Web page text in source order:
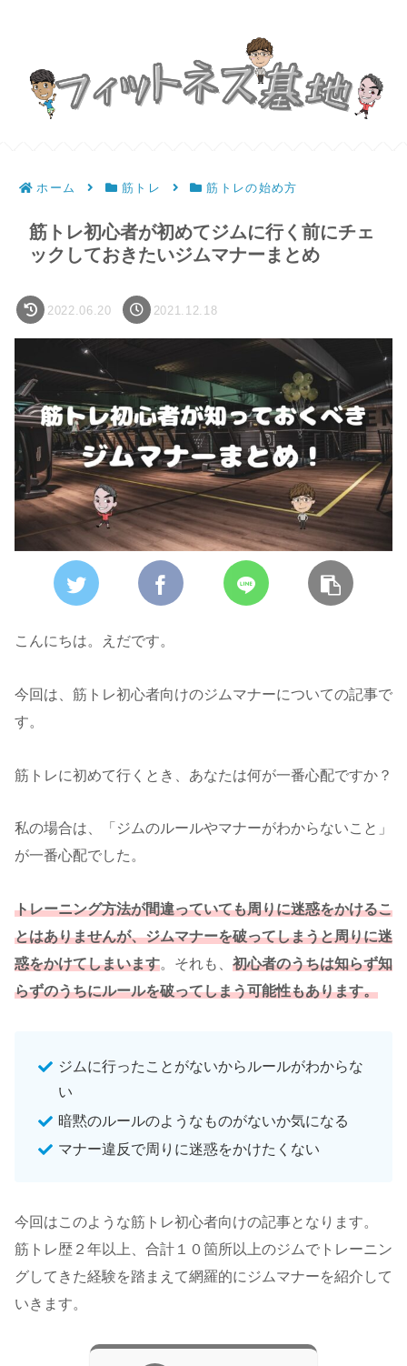
ホーム 筋トレ 筋トレの始め方
筋トレ初心者が初めてジムに行く前にチェ
ックしておきたいジムマナーまとめ
2022.06.20 2021.12.18
こんにちは。えだです。
今回は、筋トレ初心者向けのジムマナーについての記事で
す。
筋トレに初めて行くとき、あなたは何が一番心配ですか？
私の場合は、「ジムのルールやマナーがわからないこと」
が一番心配でした。
トレーニング方法が間違っていても周りに迷惑をかけるこ
とはありませんが、ジムマナーを破ってしまうと周りに迷
惑をかけてしまいます。それも、 初心者のうちは知らず知
らずのうちにルールを破ってしまう可能性もあります。
ジムに行ったことがないからルールがわからな
い
暗黙のルールのようなものがないか気になる
マナー違反で周りに迷惑をかけたくない
今回はこのような筋トレ初心者向けの記事となります。
筋トレ歴２年以上、合計１０箇所以上のジムでトレーニン
グしてきた経験を踏まえて網羅的にジムマナーを紹介して
いきます。